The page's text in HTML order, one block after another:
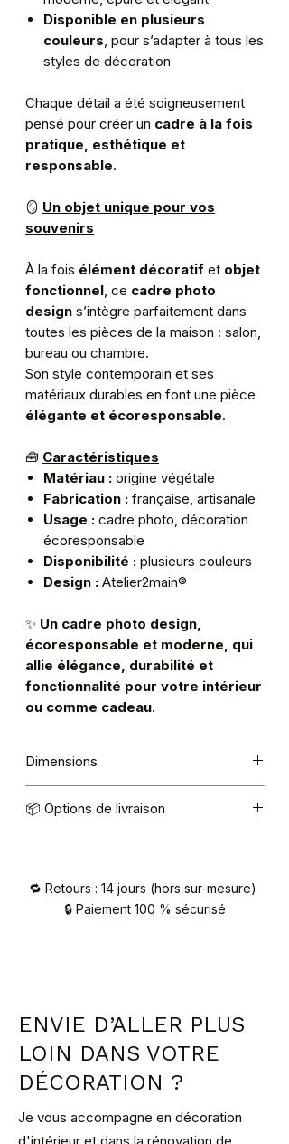
Disponible en plusieurs
couleurs, pour s’adapter à tous les
styles de décoration
Chaque détail a été soigneusement
pensé pour créer un cadre à la fois
pratique, esthétique et
responsable.
🪞 Un objet unique pour vos
souvenirs
À la fois élément décoratif et objet
fonctionnel, ce cadre photo
design s’intègre parfaitement dans
toutes les pièces de la maison : salon,
bureau ou chambre.
Son style contemporain et ses
matériaux durables en font une pièce
élégante et écoresponsable.
🧰 Caractéristiques
Matériau : origine végétale
Fabrication : française, artisanale
Usage : cadre photo, décoration
écoresponsable
Disponibilité : plusieurs couleurs
Design : Atelier2main®
✨ Un cadre photo design,
écoresponsable et moderne, qui
allie élégance, durabilité et
fonctionnalité pour votre intérieur
ou comme cadeau.
Dimensions
📦 Options de livraison
sur RDV / contact@atelier2main.fr
🔁 Retours : 14 jours (hors sur-mesure)
🔒 Paiement 100 % sécurisé
ENVIE D’ALLER PLUS
LOIN DANS VOTRE
DÉCORATION ?
Je vous accompagne en décoration